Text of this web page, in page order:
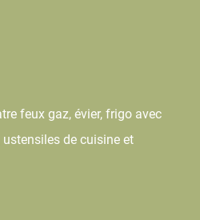
feux gaz, évier, frigo avec
de cuisine et